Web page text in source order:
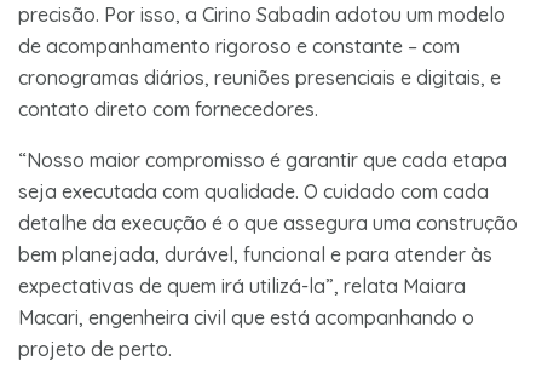
precisão. Por isso, a Cirino Sabadin adotou um modelo
de acompanhamento rigoroso e constante – com
cronogramas diários, reuniões presenciais e digitais, e
contato direto com fornecedores.
“Nosso maior compromisso é garantir que cada etapa
seja executada com qualidade. O cuidado com cada
detalhe da execução é o que assegura uma construção
bem planejada, durável, funcional e para atender às
expectativas de quem irá utilizá-la”, relata Maiara
Macari, engenheira civil que está acompanhando o
projeto de perto.